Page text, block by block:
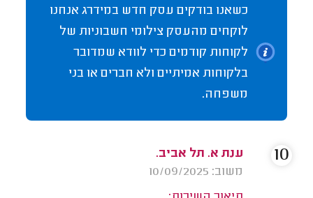
כשאנו בודקים עסק חדש במידרג אנחנו
לוקחים מהעסק צילומי חשבוניות של
לקוחות קודמים כדי לוודא שמדובר
בלקוחות אמיתיים ולא חברים או בני
משפחה.
ענת א. תל אביב.
משוב: 10/09/2025
10